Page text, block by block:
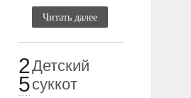
Читать далее
2
5
Детский
суккот